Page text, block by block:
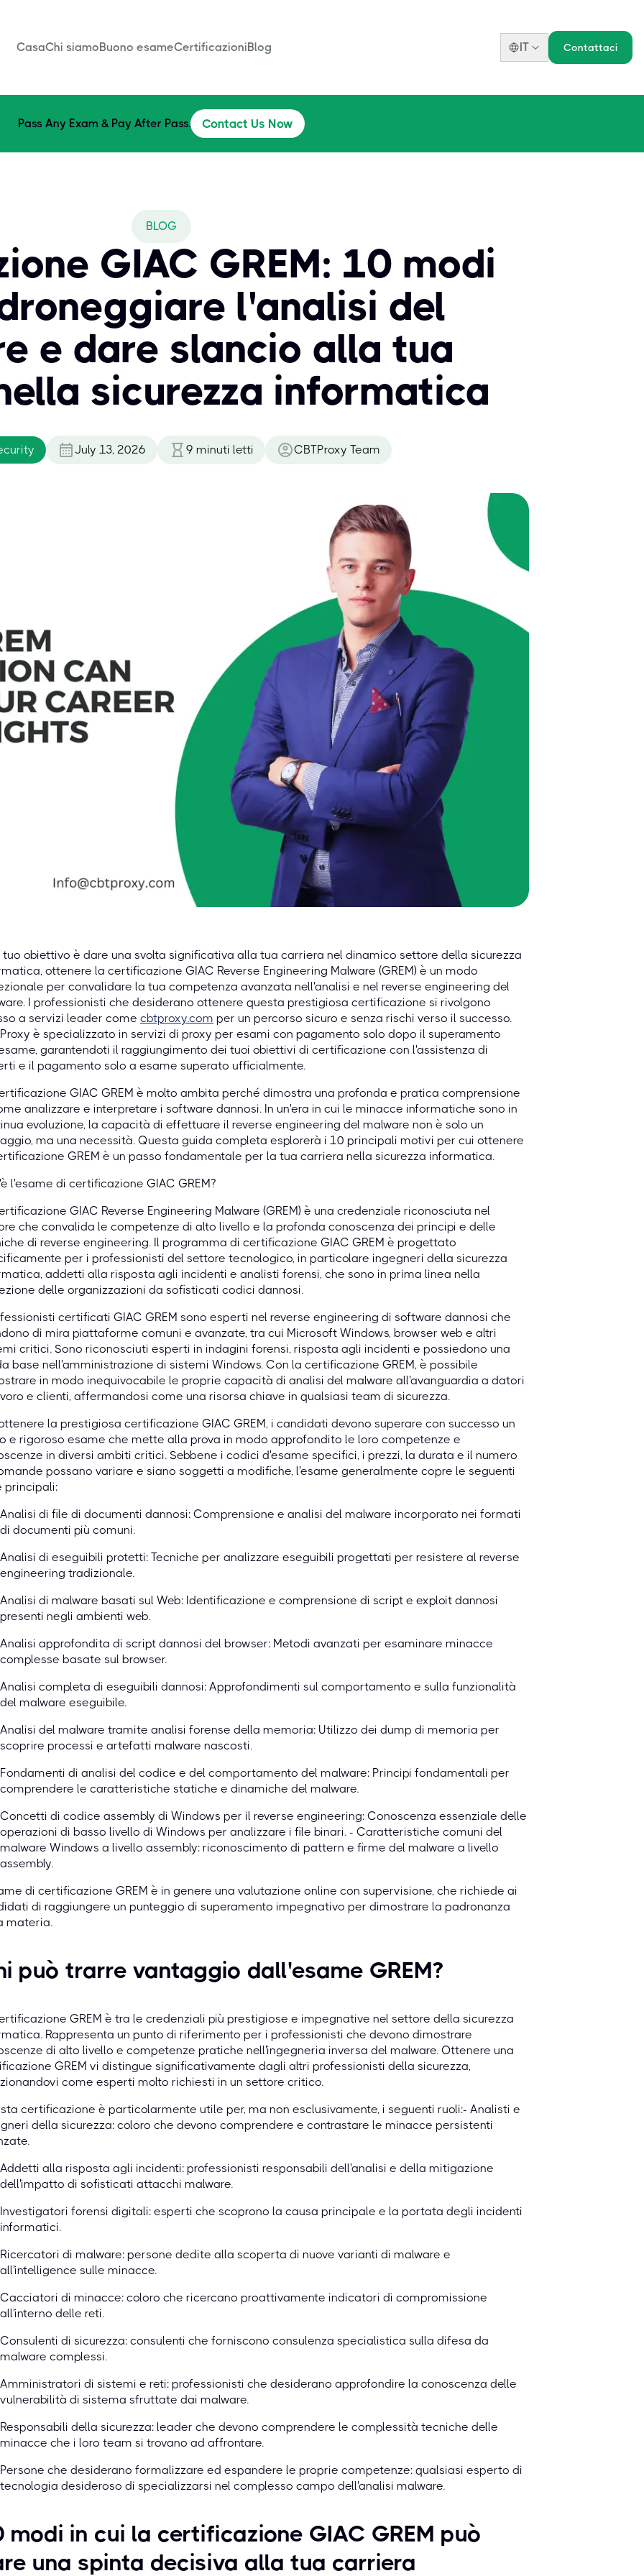
CasaChi siamoBuono esameCertificazioniBlog IT Contattaci
Pass Any Exam & Pay After Pass. Contact Us Now
BLOG
GIAC GREM: 10 modi
l'analisi del
e dare slancio alla tua
sicurezza informatica
July 13, 2026 9 minuti letti CBTProxy Team
tuo obiettivo è dare una svolta significativa alla tua carriera nel dinamico settore della sicurezza
ottenere la certificazione GIAC Reverse Engineering Malware (GREM) è un modo
per convalidare la tua competenza avanzata nell'analisi e nel reverse engineering del
I professionisti che desiderano ottenere questa prestigiosa certificazione si rivolgono
a servizi leader come cbtproxy.com per un percorso sicuro e senza rischi verso il successo.
è specializzato in servizi di proxy per esami con pagamento solo dopo il superamento
garantendoti il raggiungimento dei tuoi obiettivi di certificazione con l'assistenza di
e il pagamento solo a esame superato ufficialmente.
GIAC GREM è molto ambita perché dimostra una profonda e pratica comprensione
analizzare e interpretare i software dannosi. In un'era in cui le minacce informatiche sono in
evoluzione, la capacità di effettuare il reverse engineering del malware non è solo un
ma una necessità. Questa guida completa esplorerà i 10 principali motivi per cui ottenere
GREM è un passo fondamentale per la tua carriera nella sicurezza informatica.
l'esame di certificazione GIAC GREM?
GIAC Reverse Engineering Malware (GREM) è una credenziale riconosciuta nel
che convalida le competenze di alto livello e la profonda conoscenza dei principi e delle
di reverse engineering. Il programma di certificazione GIAC GREM è progettato
per i professionisti del settore tecnologico, in particolare ingegneri della sicurezza
addetti alla risposta agli incidenti e analisti forensi, che sono in prima linea nella
delle organizzazioni da sofisticati codici dannosi.
certificati GIAC GREM sono esperti nel reverse engineering di software dannosi che
di mira piattaforme comuni e avanzate, tra cui Microsoft Windows, browser web e altri
critici. Sono riconosciuti esperti in indagini forensi, risposta agli incidenti e possiedono una
base nell'amministrazione di sistemi Windows. Con la certificazione GREM, è possibile
in modo inequivocabile le proprie capacità di analisi del malware all'avanguardia a datori
e clienti, affermandosi come una risorsa chiave in qualsiasi team di sicurezza.
la prestigiosa certificazione GIAC GREM, i candidati devono superare con successo un
e rigoroso esame che mette alla prova in modo approfondito le loro competenze e
in diversi ambiti critici. Sebbene i codici d'esame specifici, i prezzi, la durata e il numero
possano variare e siano soggetti a modifiche, l'esame generalmente copre le seguenti
principali:
Analisi di file di documenti dannosi: Comprensione e analisi del malware incorporato nei formati
di documenti più comuni.
Analisi di eseguibili protetti: Tecniche per analizzare eseguibili progettati per resistere al reverse
engineering tradizionale.
Analisi di malware basati sul Web: Identificazione e comprensione di script e exploit dannosi
presenti negli ambienti web.
Analisi approfondita di script dannosi del browser: Metodi avanzati per esaminare minacce
complesse basate sul browser.
Analisi completa di eseguibili dannosi: Approfondimenti sul comportamento e sulla funzionalità
del malware eseguibile.
Analisi del malware tramite analisi forense della memoria: Utilizzo dei dump di memoria per
scoprire processi e artefatti malware nascosti.
Fondamenti di analisi del codice e del comportamento del malware: Principi fondamentali per
comprendere le caratteristiche statiche e dinamiche del malware.
Concetti di codice assembly di Windows per il reverse engineering: Conoscenza essenziale delle
operazioni di basso livello di Windows per analizzare i file binari. - Caratteristiche comuni del
malware Windows a livello assembly: riconoscimento di pattern e firme del malware a livello
assembly.
di certificazione GREM è in genere una valutazione online con supervisione, che richiede ai
di raggiungere un punteggio di superamento impegnativo per dimostrare la padronanza
materia.
può trarre vantaggio dall'esame GREM?
GREM è tra le credenziali più prestigiose e impegnative nel settore della sicurezza
Rappresenta un punto di riferimento per i professionisti che devono dimostrare
di alto livello e competenze pratiche nell'ingegneria inversa del malware. Ottenere una
GREM vi distingue significativamente dagli altri professionisti della sicurezza,
come esperti molto richiesti in un settore critico.
certificazione è particolarmente utile per, ma non esclusivamente, i seguenti ruoli:- Analisti e
della sicurezza: coloro che devono comprendere e contrastare le minacce persistenti
Addetti alla risposta agli incidenti: professionisti responsabili dell'analisi e della mitigazione
dell'impatto di sofisticati attacchi malware.
Investigatori forensi digitali: esperti che scoprono la causa principale e la portata degli incidenti
informatici.
Ricercatori di malware: persone dedite alla scoperta di nuove varianti di malware e
all'intelligence sulle minacce.
Cacciatori di minacce: coloro che ricercano proattivamente indicatori di compromissione
all'interno delle reti.
Consulenti di sicurezza: consulenti che forniscono consulenza specialistica sulla difesa da
malware complessi.
Amministratori di sistemi e reti: professionisti che desiderano approfondire la conoscenza delle
vulnerabilità di sistema sfruttate dai malware.
Responsabili della sicurezza: leader che devono comprendere le complessità tecniche delle
minacce che i loro team si trovano ad affrontare.
Persone che desiderano formalizzare ed espandere le proprie competenze: qualsiasi esperto di
tecnologia desideroso di specializzarsi nel complesso campo dell'analisi malware.
modi in cui la certificazione GIAC GREM può
una spinta decisiva alla tua carriera